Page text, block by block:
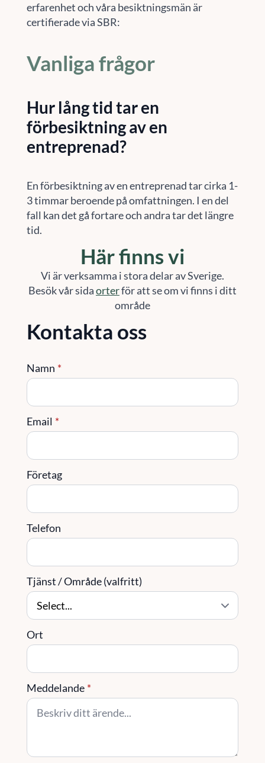
erfarenhet och våra besiktningsmän är
certifierade via SBR:
Vanliga frågor
Hur lång tid tar en
förbesiktning av en
entreprenad?
En förbesiktning av en entreprenad tar cirka 1-
3 timmar beroende på omfattningen. I en del
fall kan det gå fortare och andra tar det längre
tid.
Här finns vi
Vi är verksamma i stora delar av Sverige.
Besök vår sidaorterför att se om vi finns i ditt
område
Kontakta oss
Namn *
Email *
Företag
Telefon
Tjänst / Område (valfritt)
Ort
Meddelande *